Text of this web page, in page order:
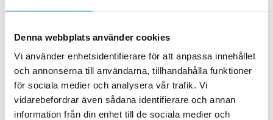
Denna webbplats använder cookies
Vi använder enhetsidentifierare för att anpassa innehållet
och annonserna till användarna, tillhandahålla funktioner
för sociala medier och analysera vår trafik. Vi
vidarebefordrar även sådana identifierare och annan
information från din enhet till de sociala medier och
+ LÄGG I KUNDVAGN
ONLINELAGER
BESTÄLLNINGSVARA
BUTIKSLAGER 0
I LAGER
Lägsta pris de senaste 30-dagarna:407 kr
Leverans- & Returinformation